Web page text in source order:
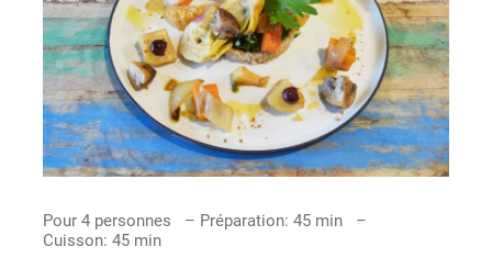
Pour 4 personnes – Préparation: 45 min –
Cuisson: 45 min